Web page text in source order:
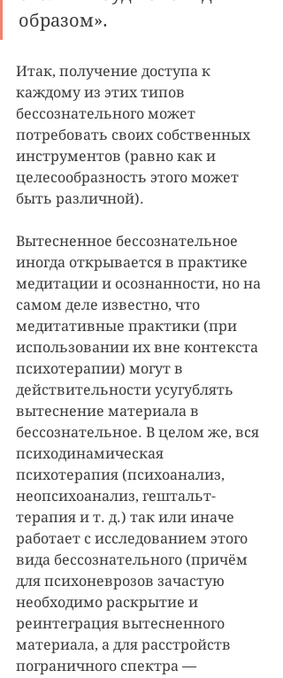
образом».
Итак, получение доступа к
каждому из этих типов
бессознательного может
потребовать своих собственных
инструментов (равно как и
целесообразность этого может
быть различной).
Вытесненное бессознательное
иногда открывается в практике
медитации и осознанности, но на
самом деле известно, что
медитативные практики (при
использовании их вне контекста
психотерапии) могут в
действительности усугублять
вытеснение материала в
бессознательное. В целом же, вся
психодинамическая
психотерапия (психоанализ,
неопсихоанализ, гештальт-
терапия и т. д.) так или иначе
работает с исследованием этого
вида бессознательного (причём
для психоневрозов зачастую
необходимо раскрытие и
реинтеграция вытесненного
материала, а для расстройств
пограничного спектра —